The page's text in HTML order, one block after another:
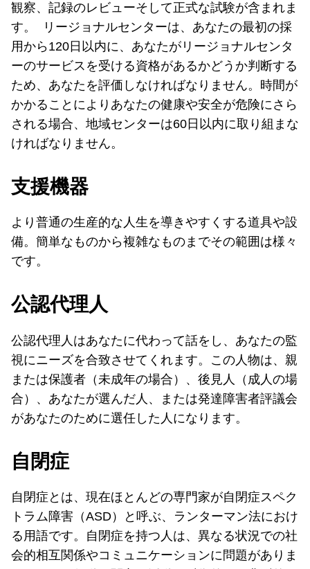
観察、記録のレビューそして正式な試験が含まれま
す。 リージョナルセンターは、あなたの最初の採
用から120日以内に、あなたがリージョナルセンタ
ーのサービスを受ける資格があるかどうか判断する
ため、あなたを評価しなければなりません。時間が
かかることによりあなたの健康や安全が危険にさら
される場合、地域センターは60日以内に取り組まな
ければなりません。
支援機器
より普通の生産的な人生を導きやすくする道具や設
備。簡単なものから複雑なものまでその範囲は様々
です。
公認代理人
公認代理人はあなたに代わって話をし、あなたの監
視にニーズを合致させてくれます。この人物は、親
または保護者（未成年の場合）、後見人（成人の場
合）、あなたが選んだ人、または発達障害者評議会
があなたのために選任した人になります。
自閉症
自閉症とは、現在ほとんどの専門家が自閉症スペク
トラム障害（ASD）と呼ぶ、ランターマン法におけ
る用語です。自閉症を持つ人は、異なる状況での社
会的相互関係やコミュニケーションに問題がありま